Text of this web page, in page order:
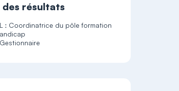
des résultats
: Coordinatrice du pôle formation